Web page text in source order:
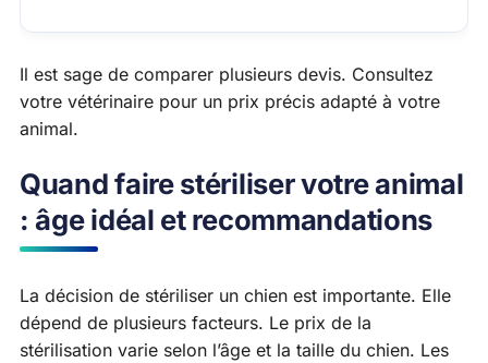
Il est sage de comparer plusieurs devis. Consultez
votre vétérinaire pour un prix précis adapté à votre
animal.
Quand faire stériliser votre animal
: âge idéal et recommandations
La décision de stériliser un chien est importante. Elle
dépend de plusieurs facteurs. Le prix de la
stérilisation varie selon l’âge et la taille du chien. Les